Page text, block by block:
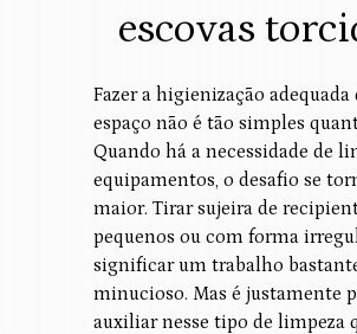
escovas
Fazer a higienização adequada
espaço não é tão simples
Quando há a necessidade de
equipamentos, o desafio se
maior. Tirar sujeira de
pequenos ou com forma
significar um trabalho
minucioso. Mas é justamente
auxiliar nesse tipo de limpeza